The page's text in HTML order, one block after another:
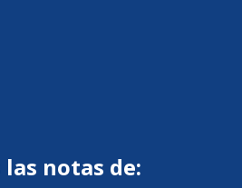
las notas de: